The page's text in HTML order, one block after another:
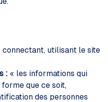
connectant, utilisant le site
: « les informations qui
que ce soit,
des personnes